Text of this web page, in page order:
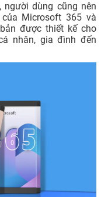
dùng cũng nên
Microsoft 365 và
được thiết kế cho
nhân, gia đình đến